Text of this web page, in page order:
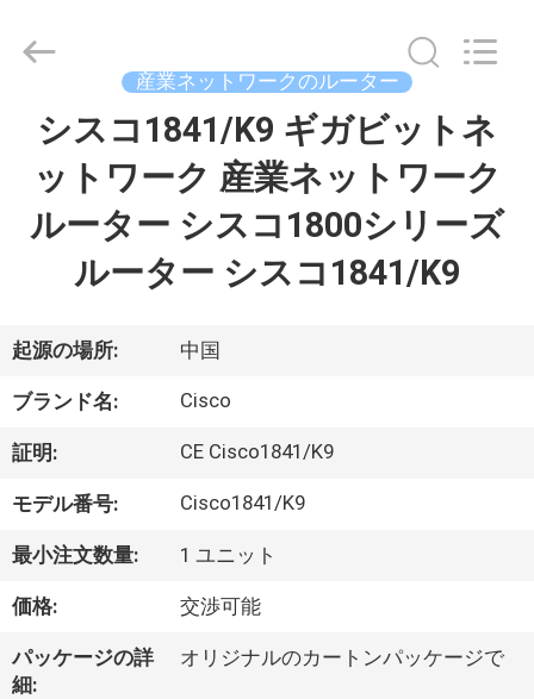
ビ
デ
オ
わ
た
し
LonRise
Equipment
産業ネットワークのルーター
シスコ1841/K9 ギガビットネ
ットワーク 産業ネットワーク
ルーター シスコ1800シリーズ
ルーター シスコ1841/K9
起源の場所: 中国
ブランド名: Cisco
証明: CE Cisco1841/K9
モデル番号: Cisco1841/K9
最小注文数量: 1 ユニット
価格: 交渉可能
パッケージの詳
細:
オリジナルのカートンパッケージで